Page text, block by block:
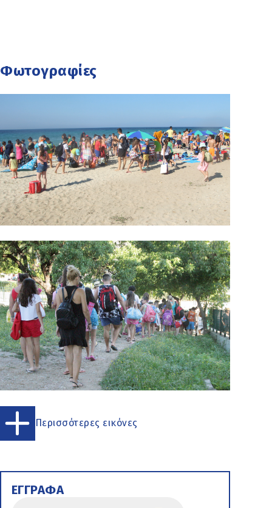
Φωτογραφίες
Περισσότερες εικόνες
ΕΓΓΡΑΦΑ